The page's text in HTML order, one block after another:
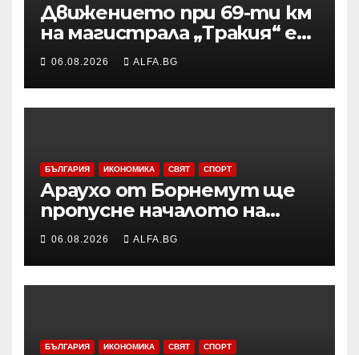
Движението при 69-ти км
на магистрала „Тракия“ е
затворено заради
възникналия пожар в
района
06.08.2026 ALFA.BG
БЪЛГАРИЯ ИКОНОМИКА СВЯТ СПОРТ
Араухо от Борнемут ще
пропусне началото на
сезона във Висшата лига
заради операция на лявото
бедро
06.08.2026 ALFA.BG
БЪЛГАРИЯ ИКОНОМИКА СВЯТ СПОРТ